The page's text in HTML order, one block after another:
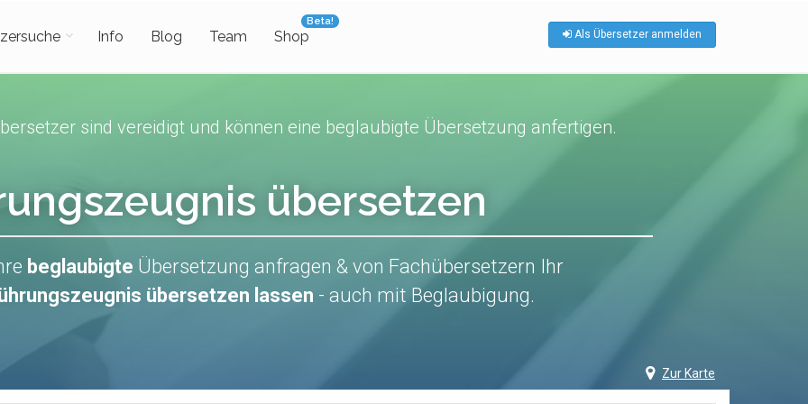
Info Blog Team Shop
Beta!
Als Übersetzer anmelden
sind vereidigt und können eine beglaubigte Übersetzung anfertigen.
übersetzen
beglaubigte Übersetzung anfragen & von Fachübersetzern Ihr
übersetzen lassen - auch mit Beglaubigung.
Zur Karte